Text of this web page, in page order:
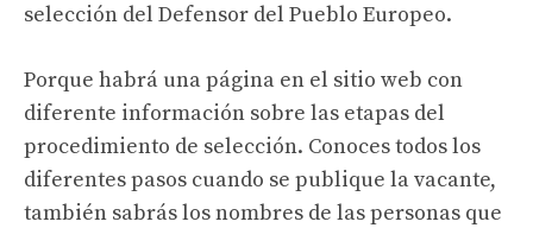
selección del Defensor del Pueblo Europeo.
Porque habrá una página en el sitio web con
diferente información sobre las etapas del
procedimiento de selección. Conoces todos los
diferentes pasos cuando se publique la vacante,
también sabrás los nombres de las personas que